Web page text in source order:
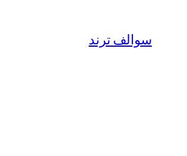
المحتوى
سوالف ترند